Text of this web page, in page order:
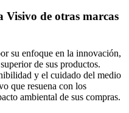
Visivo de otras marcas
su enfoque en la innovación,
de sus productos.
y el cuidado del medio
que resuena con los
ambiental de sus compras.